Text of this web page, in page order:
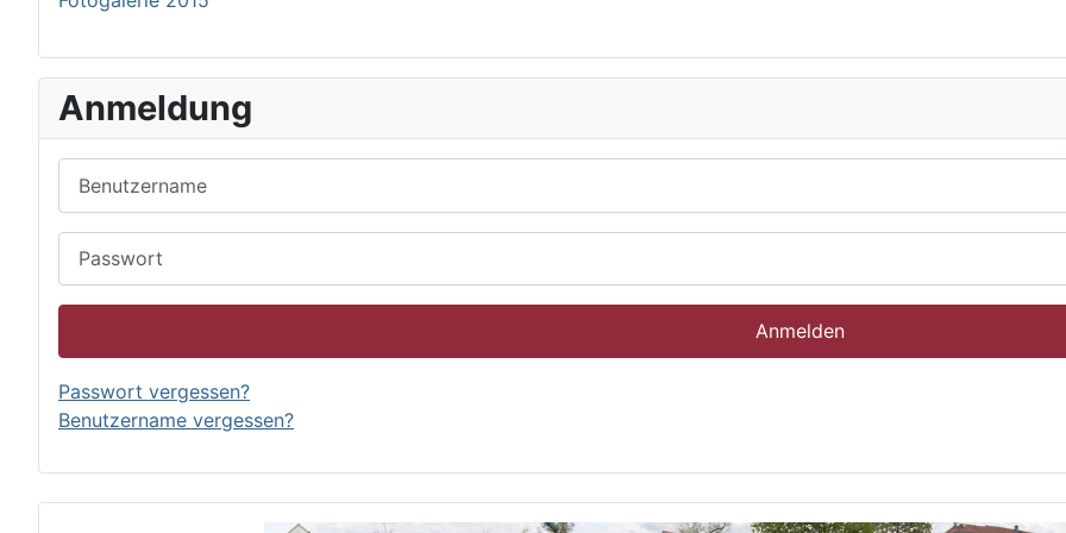
Anmeldung
Anmelden
Passwort vergessen?
Benutzername vergessen?